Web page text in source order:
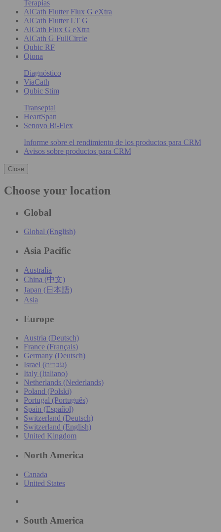
Terapias
AlCath Flutter Flux G eXtra
AlCath Flutter LT G
AlCath Flux G eXtra
AlCath G FullCircle
Qubic RF
Qiona
Diagnóstico
ViaCath
Qubic Stim
Transeptal
HeartSpan
Senovo Bi-Flex
Informe sobre el rendimiento de los productos para CRM
Avisos sobre productos para CRM
Close
Choose your location
Global
Global (English)
Asia Pacific
Australia
China (中文)
Japan (日本語)
Asia
Europe
Austria (Deutsch)
France (Français)
Germany (Deutsch)
Israel (עִברִית)
Italy (Italiano)
Netherlands (Nederlands)
Poland (Polski)
Portugal (Português)
Spain (Español)
Switzerland (Deutsch)
Switzerland (English)
United Kingdom
North America
Canada
United States
South America